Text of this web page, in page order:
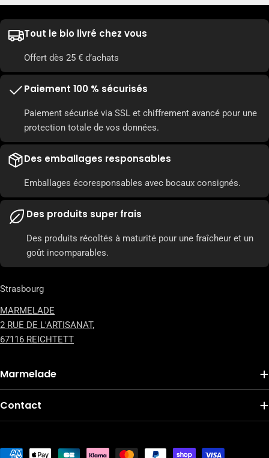
Tout le bio livré chez vous
Offert dès 25 € d’achats
Paiement 100 % sécurisés
Paiement sécurisé via SSL et chiffrement avancé pour une
protection totale de vos données.
Des emballages responsables
Emballages écoresponsables avec bocaux consignés.
Des produits super frais
Des produits récoltés à maturité pour une fraîcheur et un
goût incomparables.
Strasbourg
MARMELADE
2 RUE DE L'ARTISANAT,
67116 REICHTETT
Marmelade
Contact
Modes